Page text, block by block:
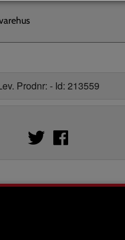
Prodnr: - Id: 213559